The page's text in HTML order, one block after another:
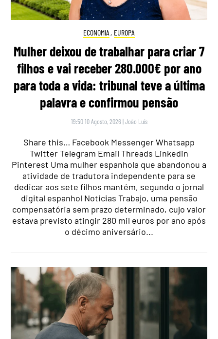
ECONOMIA , EUROPA
Mulher deixou de trabalhar para criar 7
filhos e vai receber 280.000€ por ano
para toda a vida: tribunal teve a última
palavra e confirmou pensão
19:50 10 Agosto, 2026 |João Luís
Share this… Facebook Messenger Whatsapp
Twitter Telegram Email Threads Linkedin
Pinterest Uma mulher espanhola que abandonou a
atividade de tradutora independente para se
dedicar aos sete filhos mantém, segundo o jornal
digital espanhol Noticias Trabajo, uma pensão
compensatória sem prazo determinado, cujo valor
estava previsto atingir 280 mil euros por ano após
o décimo aniversário...